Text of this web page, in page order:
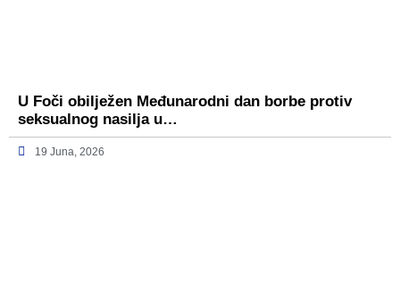
U Foči obilježen Međunarodni dan borbe protiv
seksualnog nasilja u…
19 Juna, 2026